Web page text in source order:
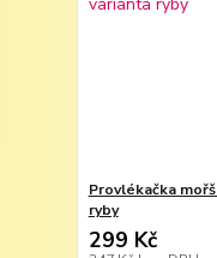
Provlékačka
ryby
299 Kč